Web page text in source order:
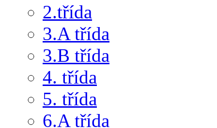
2.třída
3.A třída
3.B třída
4. třída
5. třída
6.A třída